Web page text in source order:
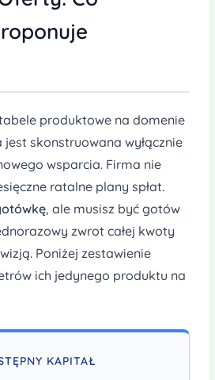
produktowe na domenie
skonstruowana wyłącznie
wsparcia. Firma nie
ratalne plany spłat.
, ale musisz być gotów
zwrot całej kwoty
Poniżej zestawienie
ich jedynego produktu na
KAPITAŁ